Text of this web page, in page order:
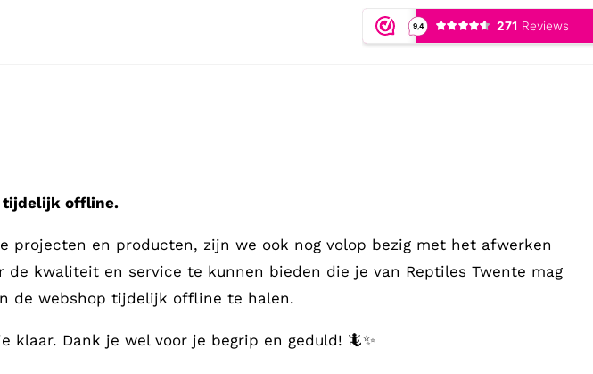
tijdelijk offline.
projecten en producten, zijn we ook nog volop bezig met het afwerken
de kwaliteit en service te kunnen bieden die je van Reptiles Twente mag
de webshop tijdelijk offline te halen.
klaar. Dank je wel voor je begrip en geduld! 🦎✨